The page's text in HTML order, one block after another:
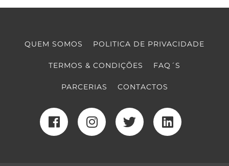
QUEM SOMOS POLITICA DE PRIVACIDADE
TERMOS & CONDIÇÕES FAQ´S
PARCERIAS CONTACTOS